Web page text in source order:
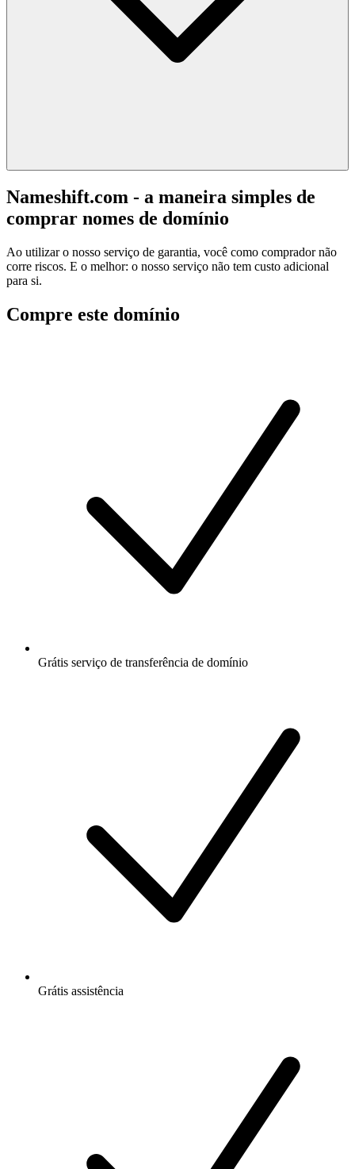
Nameshift.com - a maneira simples de
comprar nomes de domínio
Ao utilizar o nosso serviço de garantia, você como comprador não
corre riscos. E o melhor: o nosso serviço não tem custo adicional
para si.
Compre este domínio
Grátis serviço de transferência de domínio
Grátis assistência